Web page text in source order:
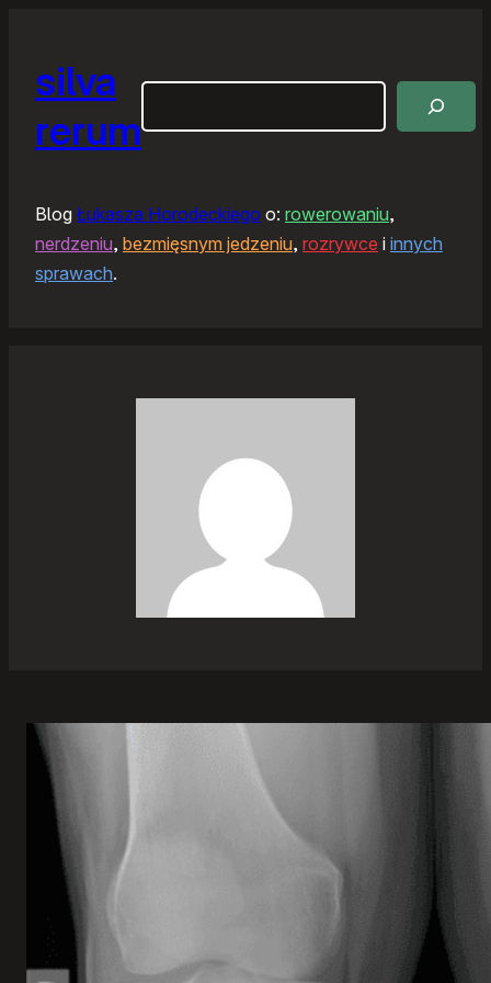
silva
rerum
Blog Łukasza Horodeckiego o: rowerowaniu,
nerdzeniu, bezmięsnym jedzeniu, rozrywce i innych
sprawach.